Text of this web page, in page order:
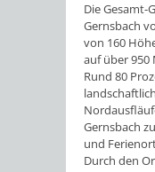
Die Gesamt-
Gernsbach
von 160
auf über
Rund 80
Gernsbach
und
Durch den